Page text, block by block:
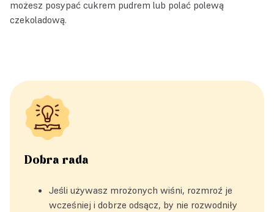
możesz posypać cukrem pudrem lub polać polewą
czekoladową.
Dobra rada
Jeśli używasz mrożonych wiśni, rozmroź je
wcześniej i dobrze odsącz, by nie rozwodniły